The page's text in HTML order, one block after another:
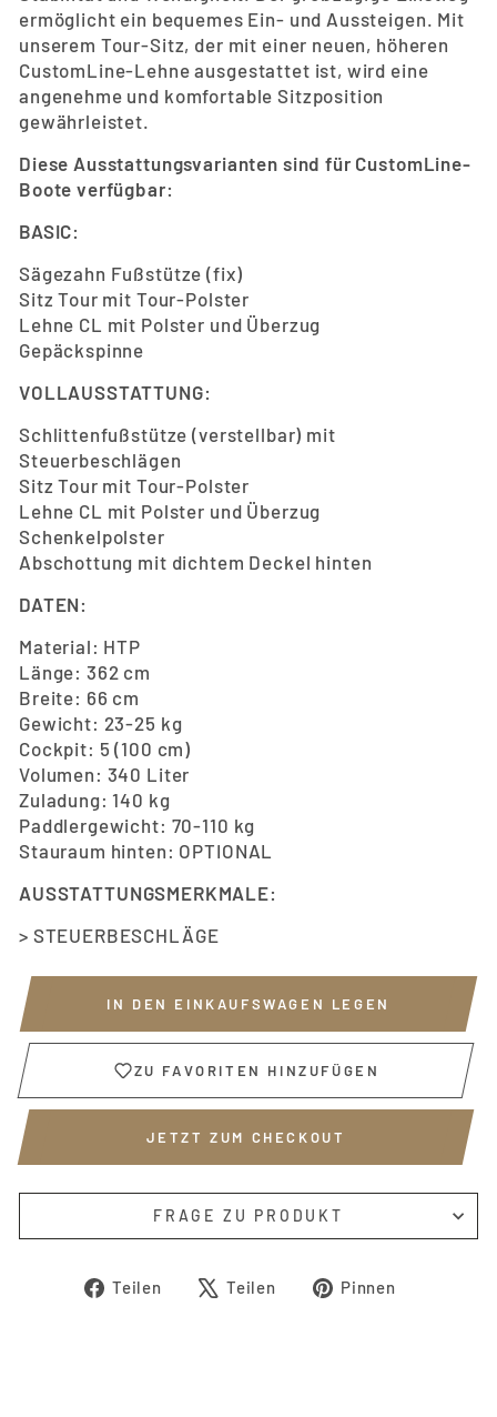
ermöglicht ein bequemes Ein- und Aussteigen. Mit
unserem Tour-Sitz, der mit einer neuen, höheren
CustomLine-Lehne ausgestattet ist, wird eine
angenehme und komfortable Sitzposition
gewährleistet.
Diese Ausstattungsvarianten sind für CustomLine-
Boote verfügbar:
BASIC:
Sägezahn Fußstütze (fix)
Sitz Tour mit Tour-Polster
Lehne CL mit Polster und Überzug
Gepäckspinne
VOLLAUSSTATTUNG:
Schlittenfußstütze (verstellbar) mit
Steuerbeschlägen
Sitz Tour mit Tour-Polster
Lehne CL mit Polster und Überzug
Schenkelpolster
Abschottung mit dichtem Deckel hinten
DATEN:
Material: HTP
Länge: 362 cm
Breite: 66 cm
Gewicht: 23-25 kg
Cockpit: 5 (100 cm)
Volumen: 340 Liter
Zuladung: 140 kg
Paddlergewicht: 70-110 kg
Stauraum hinten: OPTIONAL
AUSSTATTUNGSMERKMALE:
> STEUERBESCHLÄGE
IN DEN EINKAUFSWAGEN LEGEN
ZU FAVORITEN HINZUFÜGEN
JETZT ZUM CHECKOUT
FRAGE ZU PRODUKT
Teilen
Auf
Teilen
Auf
Pinnen